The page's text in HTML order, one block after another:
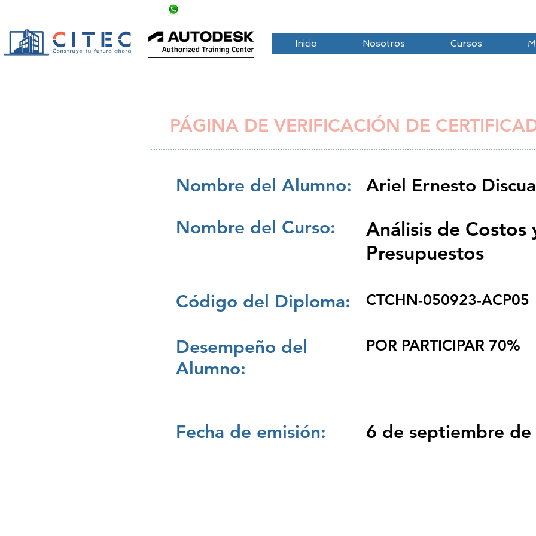
Inicio Nosotros Cursos
PÁGINA DE VERIFICACIÓN DE
Nombre del Alumno:
Ariel Ernesto
Nombre del Curso:
Análisis de Costos
Presupuestos
Código del Diploma: CTCHN-050923-ACP05
Desempeño del
Alumno:
POR PARTICIPAR 70%
Fecha de emisión: 6 de septiembre